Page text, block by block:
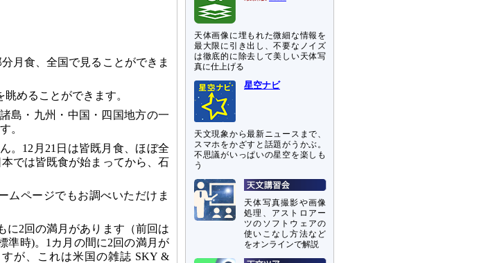
月食、全国で見ることができま
めることができます。
島・九州・中国・四国地方の一
。
。12月21日は皆既月食、ほぼ全
では皆既食が始まってから、石
ムページでもお調べいただけま
に2回の満月があります（前回は
準時)。1カ月の間に2回の満月が
が、これは米国の雑誌 SKY &
天体画像に埋もれた微細な情報を
最大限に引き出し、不要なノイズ
は徹底的に除去して美しい天体写
真に仕上げる
星空ナビ
天文現象から最新ニュースまで、
スマホをかざすと話題がうかぶ。
不思議がいっぱいの星空を楽しも
う
天体写真撮影や画像
処理、アストロアー
ツのソフトウェアの
使いこなし方法など
をオンラインで解説